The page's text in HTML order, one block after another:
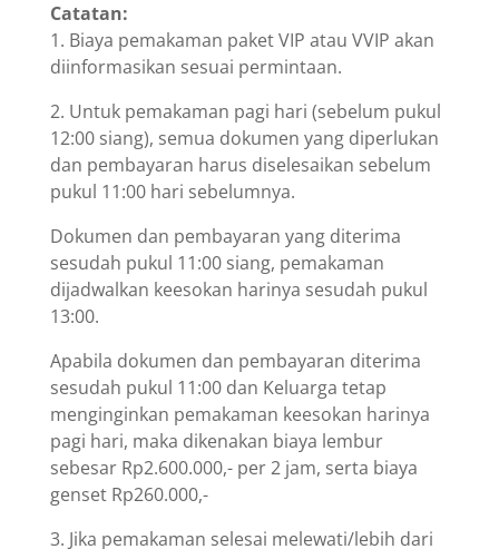
Catatan:
1. Biaya pemakaman paket VIP atau VVIP akan
diinformasikan sesuai permintaan.
2. Untuk pemakaman pagi hari (sebelum pukul
12:00 siang), semua dokumen yang diperlukan
dan pembayaran harus diselesaikan sebelum
pukul 11:00 hari sebelumnya.
Dokumen dan pembayaran yang diterima
sesudah pukul 11:00 siang, pemakaman
dijadwalkan keesokan harinya sesudah pukul
13:00.
Apabila dokumen dan pembayaran diterima
sesudah pukul 11:00 dan Keluarga tetap
menginginkan pemakaman keesokan harinya
pagi hari, maka dikenakan biaya lembur
sebesar Rp2.600.000,- per 2 jam, serta biaya
genset Rp260.000,-
3. Jika pemakaman selesai melewati/lebih dari